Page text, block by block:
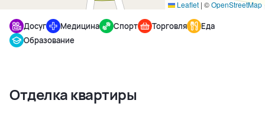
Leaflet | ©OpenStreetMap
Досуг Медицина Спорт Торговля
Еда
Образование
Отделка квартиры